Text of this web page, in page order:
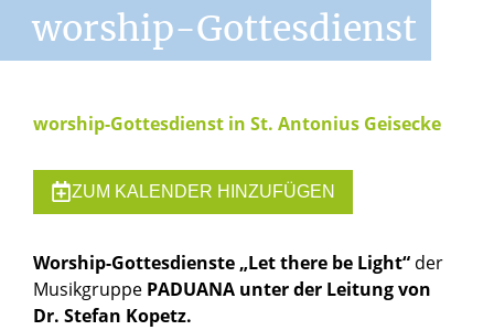
worship-Gottesdienst
worship-Gottesdienst in St. Antonius Geisecke
ZUM KALENDER HINZUFÜGEN
Worship-Gottesdienste „Let there be Light“ der
Musikgruppe PADUANA unter der Leitung von
Dr. Stefan Kopetz.